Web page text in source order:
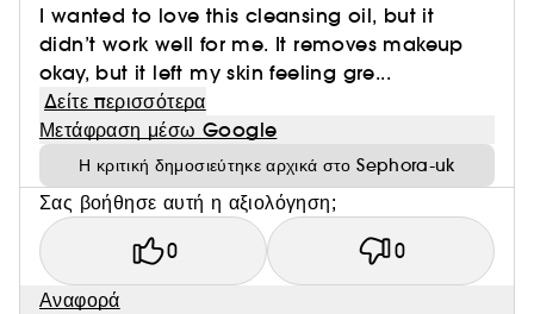
I wanted to love this cleansing oil, but it
didn’t work well for me. It removes makeup
okay, but it left my skin feeling gre...
Δείτε περισσότερα
Μετάφραση μέσω Google
Η κριτική δημοσιεύτηκε αρχικά στο Sephora-uk
Σας βοήθησε αυτή η αξιολόγηση;
0 0
Αναφορά